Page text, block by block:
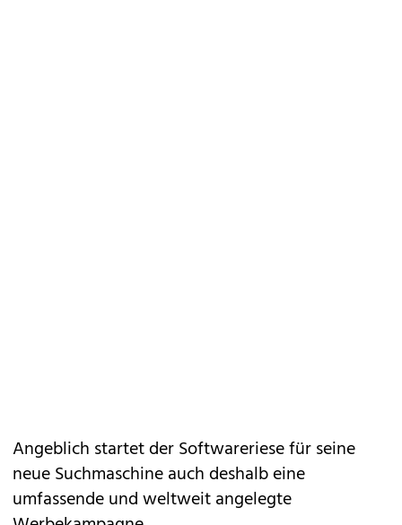
Angeblich startet der Softwareriese für seine
neue Suchmaschine auch deshalb eine
umfassende und weltweit angelegte